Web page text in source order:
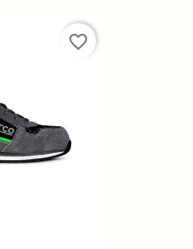
favorite_border